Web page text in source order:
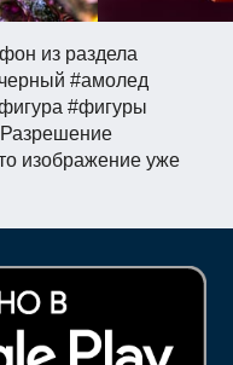
из раздела
#амолед
#фигуры
Разрешение
изображение уже